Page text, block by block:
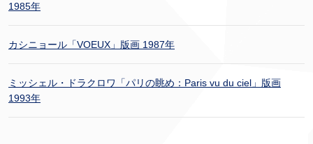
1985年
カシニョール「VOEUX」版画 1987年
ミッシェル・ドラクロワ「パリの眺め：Paris vu du ciel」版画
1993年